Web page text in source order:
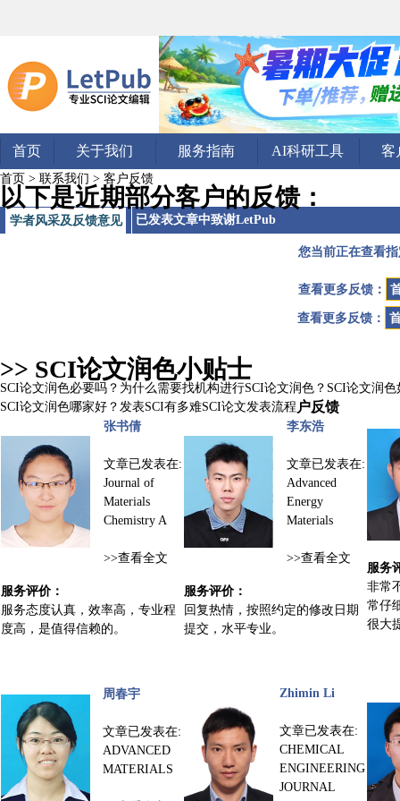
首页 关于我们 服务指南 AI科研工具 客
首页 > 联系我们 > 客户反馈
以下是近期部分客户的反馈：
学者风采及反馈意见 已发表文章中致谢LetPub
您当前正在查看
查看更多反馈：
查看更多反馈：
>> SCI论文润色小贴士
SCI论文润色必要吗？ 为什么需要找机构进行SCI论文润色？ SCI论文润
SCI论文润色哪家好？ 发表SCI有多难SCI论文发表流程 户反馈
张书倩
文章已发表在:
Journal of
Materials
Chemistry A
>>查看全文
服务评价：
服务态度认真，效率高，专业程
度高，是值得信赖的。
李东浩
文章已发表在:
Advanced
Energy
Materials
>>查看全文
服务评价：
回复热情，按照约定的修改日期
提交，水平专业。
服务
非常
常仔
很大
周春宇
文章已发表在:
ADVANCED
MATERIALS
Zhimin Li
文章已发表在:
CHEMICAL
ENGINEERING
JOURNAL